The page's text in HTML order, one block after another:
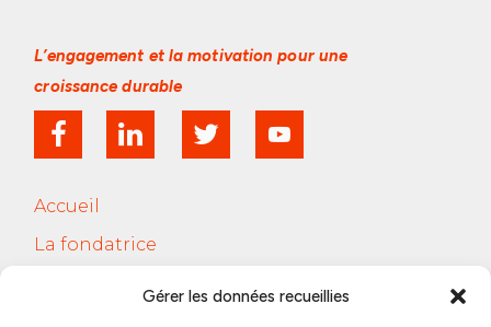
Gérer les données recueillies
L’engagement et la motivationpour une
croissance durable
Accueil
La fondatrice